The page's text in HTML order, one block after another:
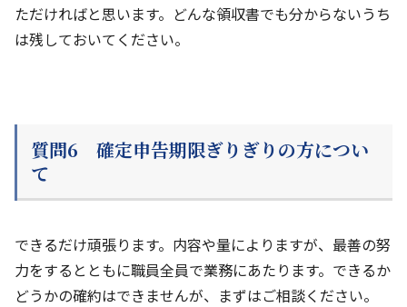
ただければと思います。どんな領収書でも分からないうち
は残しておいてください。
質問6 確定申告期限ぎりぎりの方につい
て
できるだけ頑張ります。内容や量によりますが、最善の努
力をするとともに職員全員で業務にあたります。できるか
どうかの確約はできませんが、まずはご相談ください。